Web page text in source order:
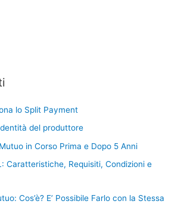
lo Split Payment
del produttore
in Corso Prima e Dopo 5 Anni
Caratteristiche, Requisiti, Condizioni e
Cos’è? E’ Possibile Farlo con la Stessa